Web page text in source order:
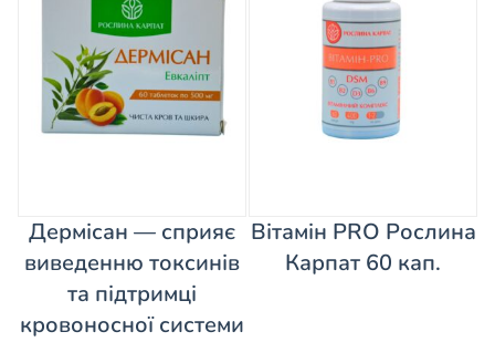
Дермісан — сприяє
виведенню токсинів
та підтримці
кровоносної системи
Вітамін PRO Рослина
Карпат 60 кап.